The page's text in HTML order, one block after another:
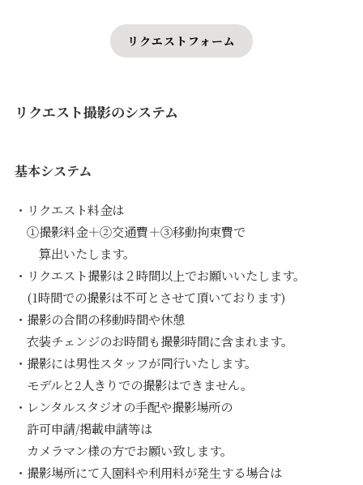
リクエストフォーム
リクエスト撮影のシステム
基本システム
・リクエスト料金は
①撮影料金＋②交通費＋③移動拘束費で
算出いたします。
・リクエスト撮影は２時間以上でお願いいたします。
(1時間での撮影は不可とさせて頂いております)
・撮影の合間の移動時間や休憩
衣装チェンジのお時間も撮影時間に含まれます。
・撮影には男性スタッフが同行いたします。
モデルと2人きりでの撮影はできません。
・レンタルスタジオの手配や撮影場所の
許可申請/掲載申請等は
カメラマン様の方でお願い致します。
・撮影場所にて入園料や利用料が発生する場合は